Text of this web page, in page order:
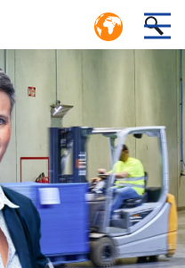
EFFIZIENTES
GESCHLOSSENEM
MANAGEMENT